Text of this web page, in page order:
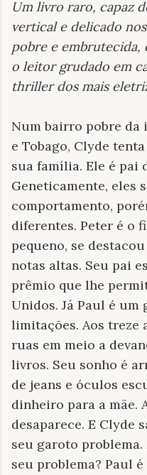
Um livro raro, capaz
vertical e delicado
pobre e embrutecida,
o leitor grudado em
thriller dos mais
Num bairro pobre da
e Tobago, Clyde
sua família. Ele é pai
Geneticamente, eles
comportamento,
diferentes. Peter é o
pequeno, se
notas altas. Seu pai
prêmio que lhe
Unidos. Já Paul é um
limitações. Aos treze
ruas em meio a
livros. Seu sonho é
de jeans e óculos
dinheiro para a mãe.
desaparece. E Clyde
seu garoto problema.
seu problema? Paul